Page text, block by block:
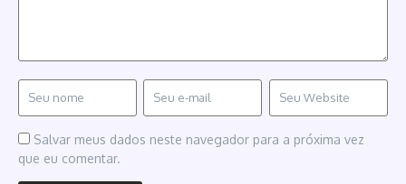
Salvar meus dados neste navegador para a próxima vez
que eu comentar.